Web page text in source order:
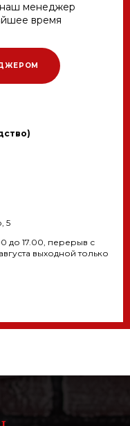
наш менеджер
время
5
до 17.00, перерыв с
выходной только